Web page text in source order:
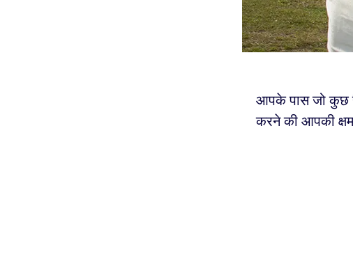
आपके पास जो कुछ
करने की आपकी